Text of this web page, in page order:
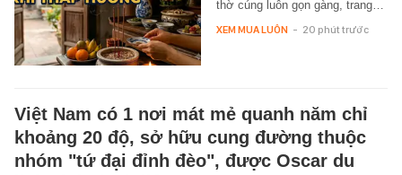
thờ cúng luôn gọn gàng, trang…
XEM MUA LUÔN - 20 phút trước
Việt Nam có 1 nơi mát mẻ quanh năm chỉ
khoảng 20 độ, sở hữu cung đường thuộc
nhóm "tứ đại đỉnh đèo", được Oscar du